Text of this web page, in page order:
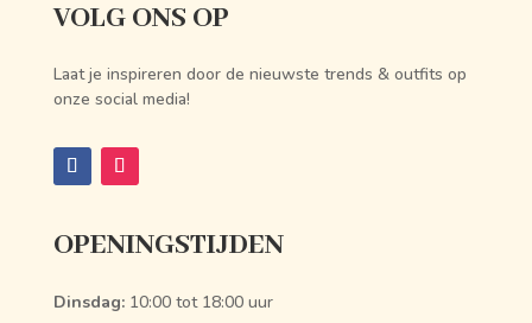
VOLG ONS OP
Laat je inspireren door de nieuwste trends & outfits op
onze social media!
OPENINGSTIJDEN
Dinsdag:10:00 tot 18:00 uur